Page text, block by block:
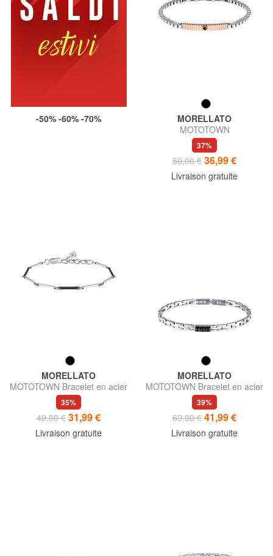
-50% -60% -70%
MORELLATO
MOTOTOWN
37%
59,00 € 36,99 €
Livraison gratuite
MORELLATO
MOTOTOWN Bracelet en acier
forgé
35%
49,00 € 31,99 €
Livraison gratuite
MORELLATO
MOTOTOWN Bracelet en acier
39%
69,00 € 41,99 €
Livraison gratuite